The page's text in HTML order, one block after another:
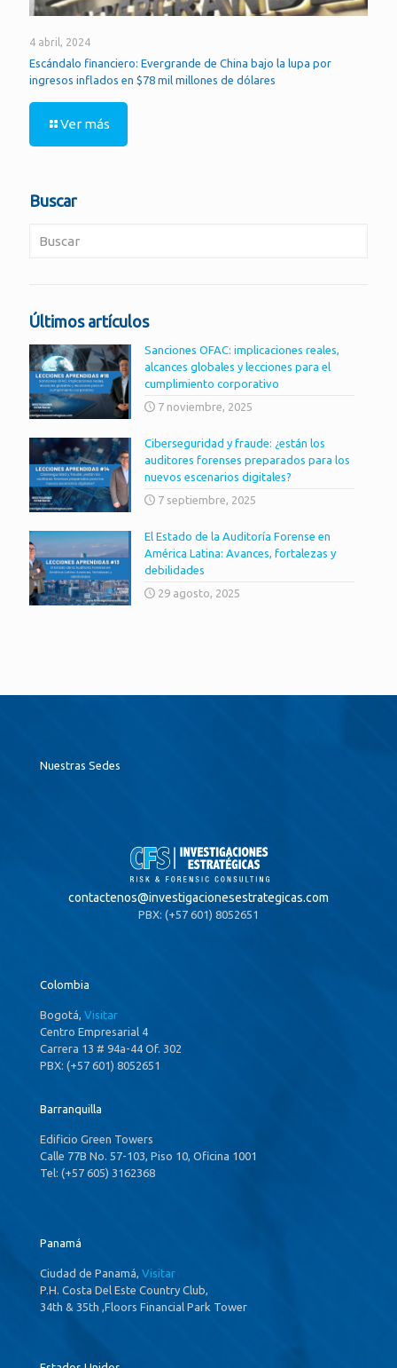
4 abril, 2024
Escándalo financiero: Evergrande de China bajo la lupa por
ingresos inflados en $78 mil millones de dólares
Ver más
Buscar
Últimos artículos
Sanciones OFAC: implicaciones reales,
alcances globales y lecciones para el
cumplimiento corporativo
7 noviembre, 2025
Ciberseguridad y fraude: ¿están los
auditores forenses preparados para los
nuevos escenarios digitales?
7 septiembre, 2025
El Estado de la Auditoría Forense en
América Latina: Avances, fortalezas y
debilidades
29 agosto, 2025
Nuestras Sedes
contactenos@investigacionesestrategicas.com
PBX: (+57 601) 8052651
Colombia
Bogotá, Visitar
Centro Empresarial 4
Carrera 13 # 94a-44 Of. 302
PBX: (+57 601) 8052651
Barranquilla
Edificio Green Towers
Calle 77B No. 57-103, Piso 10, Oficina 1001
Tel: (+57 605) 3162368
Panamá
Ciudad de Panamá, Visitar
P.H. Costa Del Este Country Club,
34th & 35th ,Floors Financial Park Tower